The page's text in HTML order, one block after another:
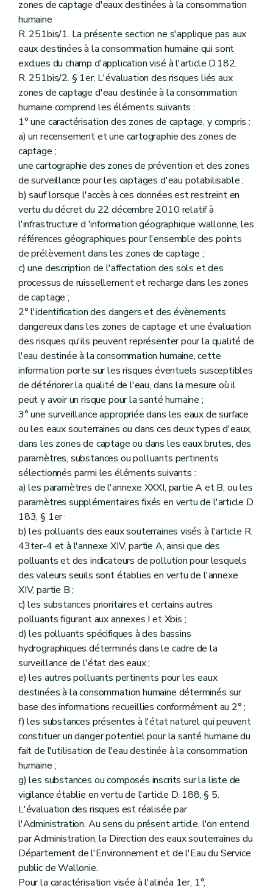
zones de captage d'eaux destinées à la consommation
humaine
R. 251bis/1. La présente section ne s'applique pas aux
eaux destinées à la consommation humaine qui sont
exclues du champ d'application visé à l'article D.182.
R. 251bis/2. § 1er. L'évaluation des risques liés aux
zones de captage d'eau destinée à la consommation
humaine comprend les éléments suivants :
1° une caractérisation des zones de captage, y compris :
a) un recensement et une cartographie des zones de
captage ;
une cartographie des zones de prévention et des zones
de surveillance pour les captages d'eau potabilisable ;
b) sauf lorsque l'accès à ces données est restreint en
vertu du décret du 22 décembre 2010 relatif à
l'infrastructure d 'information géographique wallonne, les
références géographiques pour l'ensemble des points
de prélèvement dans les zones de captage ;
c) une description de l'affectation des sols et des
processus de ruissellement et recharge dans les zones
de captage ;
2° l'identification des dangers et des évènements
dangereux dans les zones de captage et une évaluation
des risques qu'ils peuvent représenter pour la qualité de
l'eau destinée à la consommation humaine, cette
information porte sur les risques éventuels susceptibles
de détériorer la qualité de l'eau, dans la mesure où il
peut y avoir un risque pour la santé humaine ;
3° une surveillance appropriée dans les eaux de surface
ou les eaux souterraines ou dans ces deux types d'eaux,
dans les zones de captage ou dans les eaux brutes, des
paramètres, substances ou polluants pertinents
sélectionnés parmi les éléments suivants :
a) les paramètres de l'annexe XXXI, partie A et B, ou les
paramètres supplémentaires fixés en vertu de l'article D.
183, § 1er;
b) les polluants des eaux souterraines visés à l'article R.
43ter-4 et à l'annexe XIV, partie A, ainsi que des
polluants et des indicateurs de pollution pour lesquels
des valeurs seuils sont établies en vertu de l'annexe
XIV, partie B ;
c) les substances prioritaires et certains autres
polluants figurant aux annexes I et Xbis ;
d) les polluants spécifiques à des bassins
hydrographiques déterminés dans le cadre de la
surveillance de l'état des eaux ;
e) les autres polluants pertinents pour les eaux
destinées à la consommation humaine déterminés sur
base des informations recueillies conformément au 2° ;
f) les substances présentes à l'état naturel qui peuvent
constituer un danger potentiel pour la santé humaine du
fait de l'utilisation de l'eau destinée à la consommation
humaine ;
g) les substances ou composés inscrits sur la liste de
vigilance établie en vertu de l'article D. 188, § 5.
L'évaluation des risques est réalisée par
l'Administration. Au sens du présent article, l'on entend
par Administration, la Direction des eaux souterraines du
Département de l'Environnement et de l'Eau du Service
public de Wallonie.
Pour la caractérisation visée à l'alinéa 1er, 1°,